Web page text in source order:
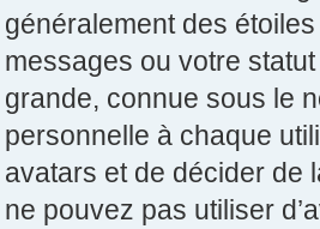
généralement des
messages ou votre
grande, connue sous le
personnelle à chaque
avatars et de décider de
ne pouvez pas utiliser